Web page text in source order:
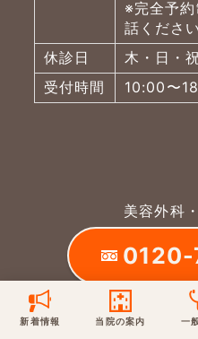
新着情報
最新医療
桑満院長のtwitter
当院の案内
医師
個人情報保護方針
一
泌
※ 木・日・
予約
電話での
地図アプリ
※完全予
話ください
休診日
木・日・
受付時間
10:00〜
美容外科
フリーダイヤルがご利用